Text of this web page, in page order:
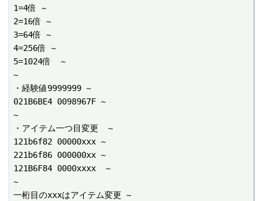
1=4倍 ~
2=16倍 ~
3=64倍 ~
4=256倍 ~
5=1024倍  ~
~
・経験値9999999 ~
021B6BE4 0098967F ~
~
・アイテム一つ目変更  ~
121b6f82 00000xxx ~
221b6f86 000000xx ~
121B6F84 0000xxxx  ~
~
一桁目のxxxはアイテム変更 ~